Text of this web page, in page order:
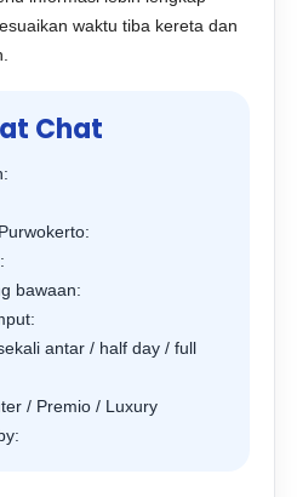
waktu tiba kereta dan
Chat
bawaan:
antar / half day / full
/ Premio / Luxury